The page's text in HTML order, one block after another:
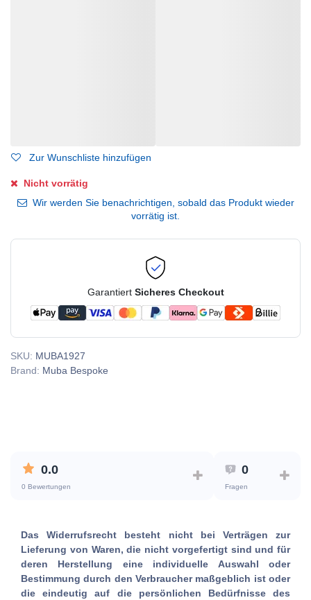
Zur Wunschliste hinzufügen
Nicht vorrätig
Wir werden Sie benachrichtigen, sobald das Produkt wieder
vorrätig ist.
Garantiert Sicheres Checkout
SKU: MUBA1927
Brand: Muba Bespoke
0.0
0 Bewertungen
0
Fragen
Das Widerrufsrecht besteht nicht bei Verträgen zur
Lieferung von Waren, die nicht vorgefertigt sind und für
deren Herstellung eine individuelle Auswahl oder
Bestimmung durch den Verbraucher maßgeblich ist oder
die eindeutig auf die persönlichen Bedürfnisse des